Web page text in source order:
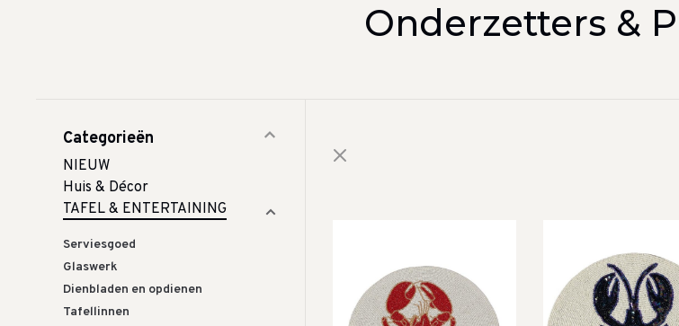
Onderzetters &
Categorieën
NIEUW
Huis & Décor
TAFEL & ENTERTAINING
Serviesgoed
Glaswerk
Dienbladen en opdienen
Tafellinnen